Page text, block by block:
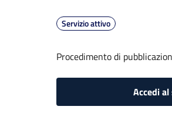
Servizio attivo
Procedimento di
Accedi